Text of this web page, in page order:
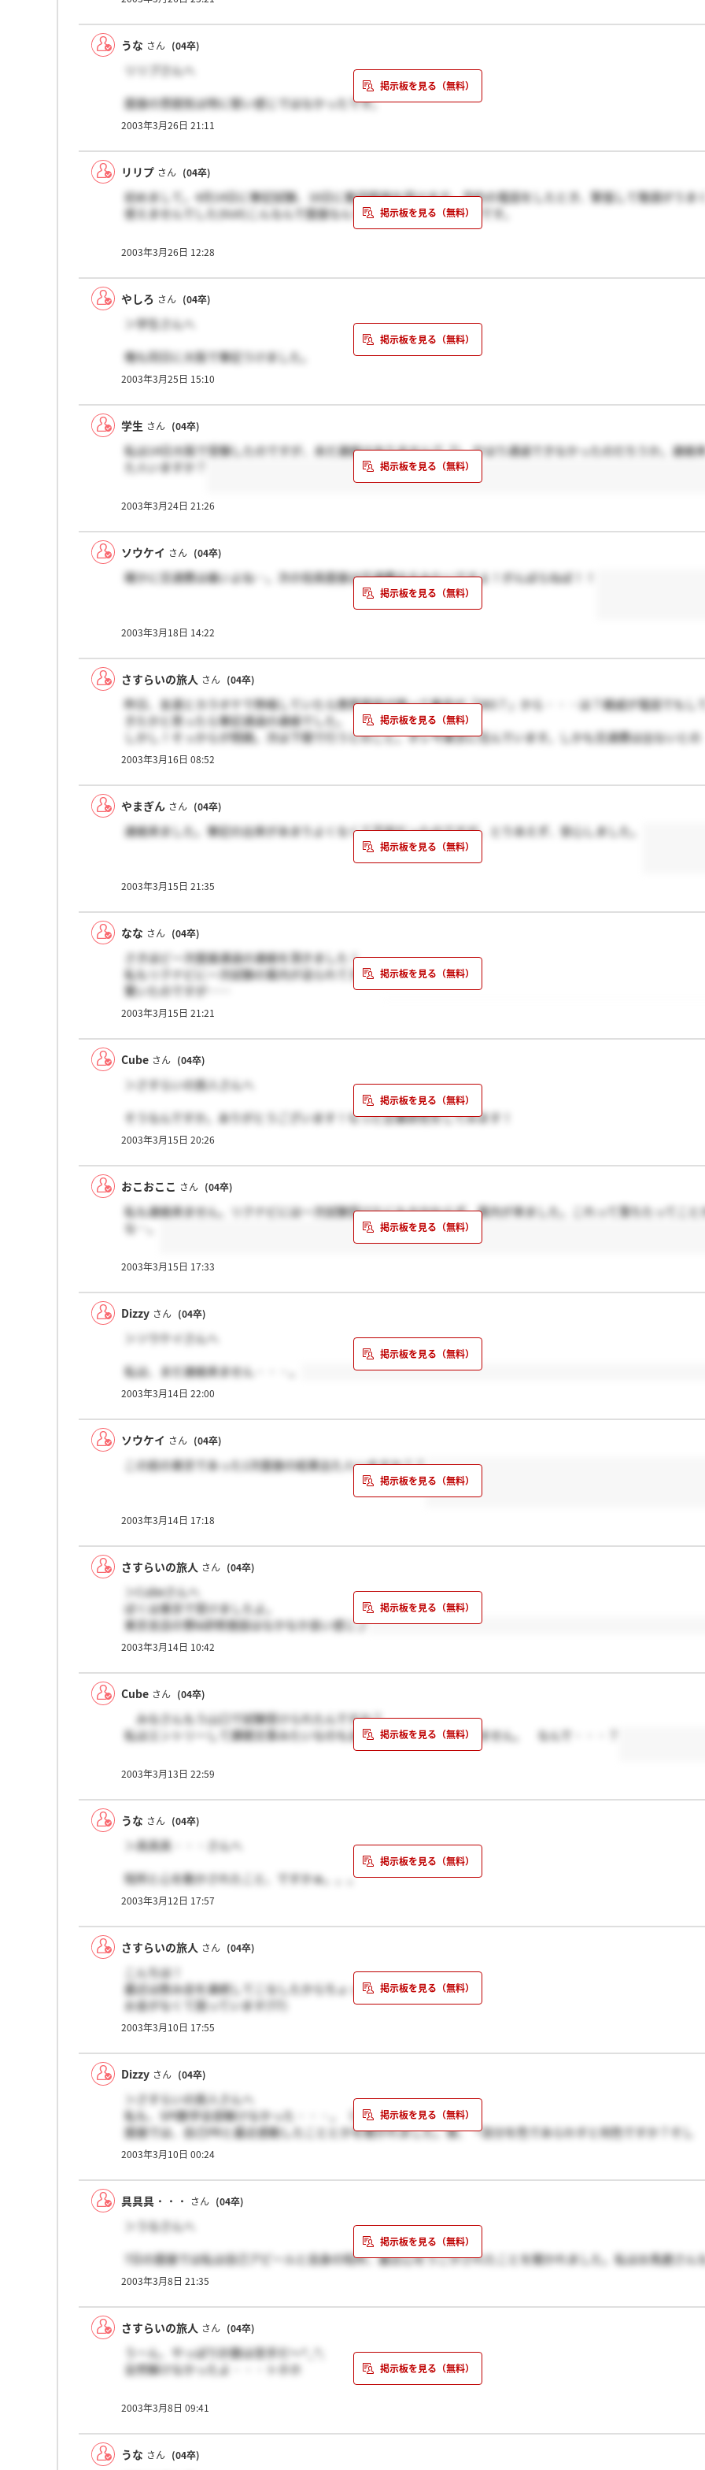
うな さん (04卒)
リリプさんへ
面接の雰囲気は特に堅い感じではなかったです。
というか私のときは、なんと1：8の集団だったので自分がしゃべる番を待つだけでいい加減長かったです。聞
特に、面接といっても緊張することはないと思います。がんばってください!!
二次面接に進まれる皆さんへ
二次面接って、何日にあるんですか?私は先日集団を受けて、受かってれば4月頭あたりまでに連絡があるそう
のですが・・・
2003年3月26日 21:11
リリプ さん (04卒)
初めまして。4月14日に筆記試験、16日に集団面接を受けます。予約の電話をしたとき、緊張して敬語がうま
使えませんでした(XoX)こんなんで面接なんてできるのかとても不安です。
質問の内容はみなさんのレスを読ませていただいてわかったんですが、面接の雰囲気はかたい感じなんでしょ
2003年3月26日 12:28
やしろ さん (04卒)
＞学生さんへ
俺も同日に大阪で筆記うけました。
こないだ通過の連絡と、次回面接の
下関にきてくださいとのこと。
2003年3月25日 15:10
学生 さん (04卒)
私は14日大阪で受験したのですが、未だ連絡はありません(T_T)、やはり通過できなかったのだろうか。連絡
た人いますか？
2003年3月24日 21:26
ソウケイ さん (04卒)
確かに交通費は痛いよね…。次の役員面接は交通費出るみたいですよ！がんばらねば！！
2003年3月18日 14:22
さすらいの旅人 さん (04卒)
昨日、友達とカラオケで熱唱していたら携帯電話が鳴って番号が「083？」から・・・は？親戚が電話でもし
きたかと思ったら筆記通過の連絡でした。
しかし！そっからが問題。次は下関で行うとのこと。オレ今東京に住んでいます。しかも交通費は出ないとの
こと・・・往復三万強(T.T)
2003年3月16日 08:52
やまぎん さん (04卒)
連絡来ました。筆記の出来があまりよくなくて不安だったのですが、とりあえず、安心しました。
2003年3月15日 21:35
なな さん (04卒)
さきほど一次面接通過の連絡を頂きました！
私もリクナビに一次試験の案内が送られてきて
驚いたのですが……
だから、リクナビの案内は関係ないと思います！
2003年3月15日 21:21
Cube さん (04卒)
＞さすらいの旅人さんへ
そうなんですか。ありがとうございます！もっと企業研究をしてみます！
2003年3月15日 20:26
おこおここ さん (04卒)
私も連絡来ません。リクナビには一次試験受けたにもかかわらず、案内が来ました。これって落ちたってこと
な…。
2003年3月15日 17:33
Dizzy さん (04卒)
＞ソウケイさんへ
私は、まだ連絡来ません・・・。
2003年3月14日 22:00
ソウケイ さん (04卒)
この前の東京であった1次面接の結果出た人いますか？？
2003年3月14日 17:18
さすらいの旅人 さん (04卒)
＞Cubeさんへ
ぼくは東京で受けましたよ。
東京支店の寮&研修施設はなかなか良い感じ♪
2003年3月14日 10:42
Cube さん (04卒)
みなさんもう山口で試験受けられたんですか？
私はエントリーして課題文章みたいなのも送ったのに音沙汰がありません。 なんで・・・？
2003年3月13日 22:59
うな さん (04卒)
＞具具具・・・さんへ
短所と心を動かされたこと、ですかぁ。。。
困ったなぁ。
短所って、きっと正直に悪いところを言うだけじゃいけないんでしょうねえ。
今後こういう点の改善を頑張ります！とか言うのかな。。
山銀のSPIは問題数がかなり多いと言う噂を聞いたので不安です。
数学というか算数時代から苦手なもので。
頑張らないとッ。
2003年3月12日 17:57
さすらいの旅人 さん (04卒)
こんちは！
最近は飲み会を連続してこなしたからちょっと
お金がなくて困っています(T.T)
それでなくても郊外に住んでいるから交通費が
＞具具具・・・
具具具・・・さんは午前だっけ？午後だっけ？
いや～もうSPIは今のところ全滅の二戦二敗だから
ちょっと不安だよf(^ー^;
＞Dizzyさん
オレは・・・・色なんかないぞぉ。
ところで、中一の時に転校していった友人と
偶然会うというハプニングがありました。
いや～懐かしいやら恥ずかしいやら。
山銀ってことなら一人ぐらい知り合い
いないかなってちょっと期待はしていたけどさ。
こんな大変化球が来るとは思わなかった！
2003年3月10日 17:55
Dizzy さん (04卒)
＞さすらいの旅人さんへ
私も、SPI数学全部解けなかった・・・。（泣）
面接では、自己PRと最近感動したこととかを聞かれました。後、「自分を色であらわすと何色ですか？そし
て、それは何故ですか？」ということを聞かれました。
果っていつごろまでに、発表でしたっけ？誰か、知ってる方教えてください。
2003年3月10日 00:24
具具具・・・ さん (04卒)
＞うなさんへ
7日の面接では私は自己アピールと自身の短所、最近心をうごかされたことを聞かれました。私はお馬鹿さん
ので、質問の趣旨外のことを答えてしまいました・・・。面接官の方はとても親切で必死に聞いてくださいま
＞さすらいの旅人さん
7日やはり疲れましたね。雨だったからなのかなぁ・・・。私、面接一人で緊張しちゃって訳ワカメなことを
えてしまいました。ぜんぜん肝は大きくないですよ。むしろすごく小心者のくせにのん気なヤツなんです。こ
からどうなることやら・・・
2003年3月8日 21:35
さすらいの旅人 さん (04卒)
うーん、やっぱり計数は苦手だ～^_^;
全然解けなかったよ・・・トホホ
＞具具具・・・さん、Dizzyさん
2003年3月8日 09:41
うな さん (04卒)